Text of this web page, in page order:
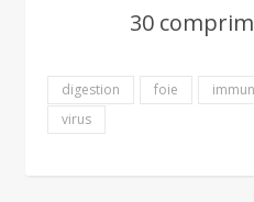
30
digestion foie
virus